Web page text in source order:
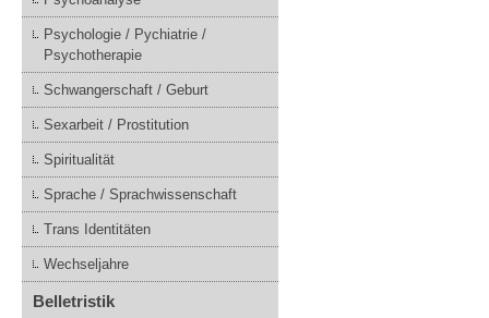
Psychologie / Pychiatrie /
Psychotherapie
Schwangerschaft / Geburt
Sexarbeit / Prostitution
Spiritualität
Sprache / Sprachwissenschaft
Trans Identitäten
Wechseljahre
Belletristik